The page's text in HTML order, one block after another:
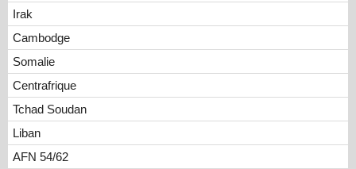
Irak
Cambodge
Somalie
Centrafrique
Tchad Soudan
Liban
AFN 54/62